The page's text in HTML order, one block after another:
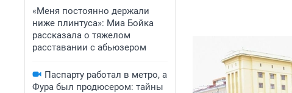
«Меня постоянно держали
ниже плинтуса»: Миа Бойка
рассказала о тяжелом
расставании с абьюзером
Паспарту работал в метро, а
Фура был продюсером: тайны